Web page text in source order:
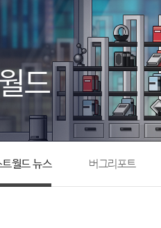
이트
트
알림판
게임정보
직업소개
확률형 아이템
NEXON NOW
추가정보
컨텐
드
트월드 뉴스 버그리포트